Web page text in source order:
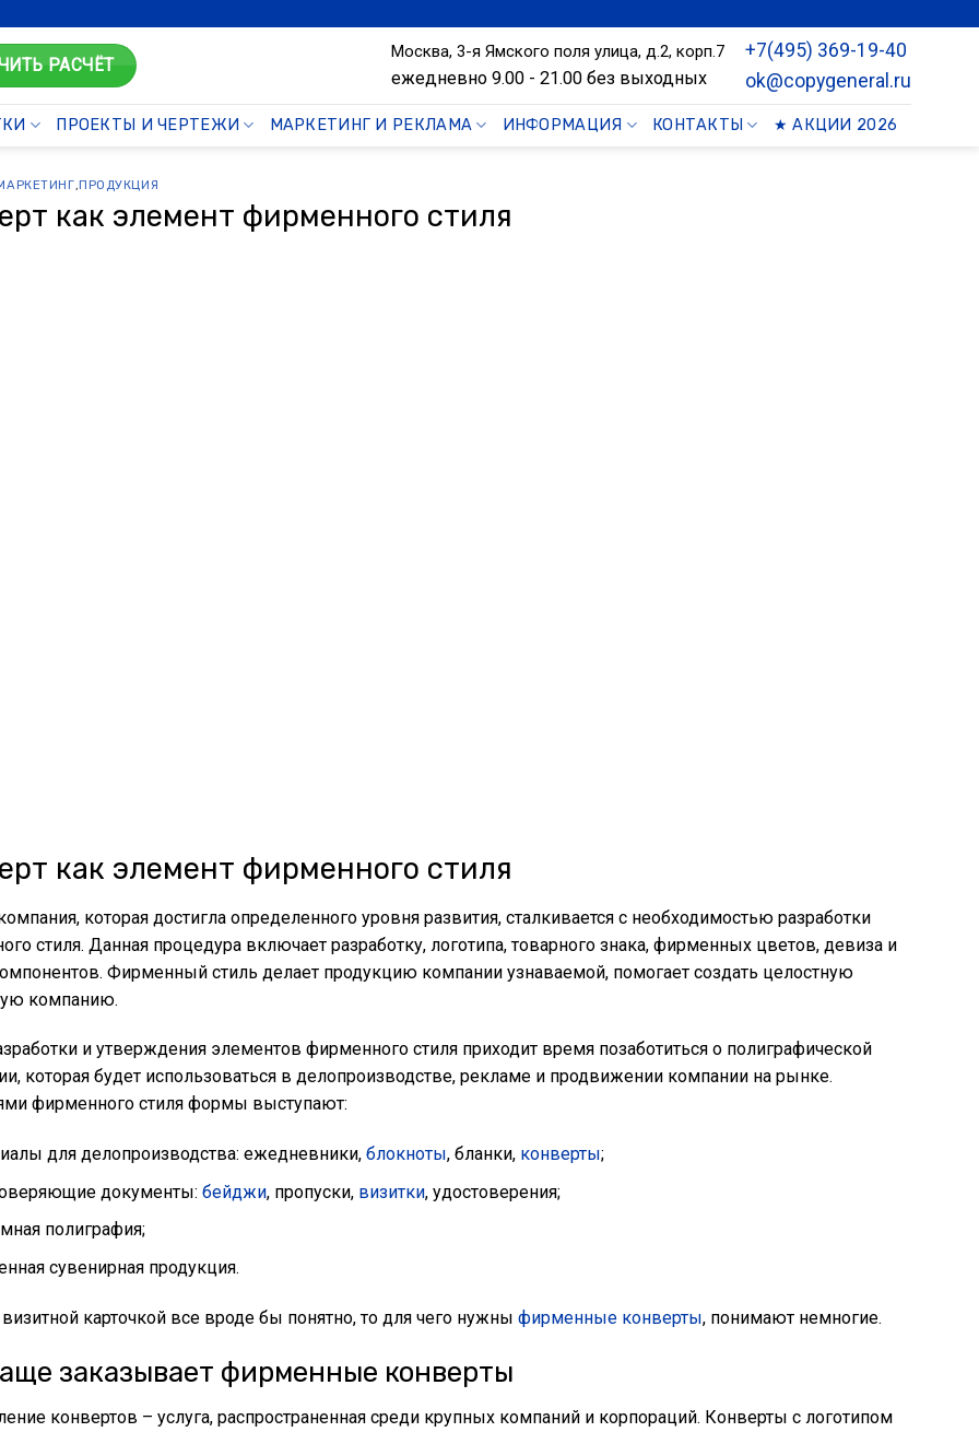
РАСЧЁТ
Москва, 3-я Ямского поля улица, д.2, корп.7
ежедневно 9.00 - 21.00 без выходных
+7(495) 369-19-40
ok@copygeneral.ru
ПРОЕКТЫ И ЧЕРТЕЖИ МАРКЕТИНГ И РЕКЛАМА ИНФОРМАЦИЯ КОНТАКТЫ ★ АКЦИИ 2026
,ПРОДУКЦИЯ
как элемент фирменного стиля
как элемент фирменного стиля
которая достигла определенного уровня развития, сталкивается с необходимостью разработки
стиля. Данная процедура включает разработку, логотипа, товарного знака, фирменных цветов, девиза и
Фирменный стиль делает продукцию компании узнаваемой, помогает создать целостную
компанию.
и утверждения элементов фирменного стиля приходит время позаботиться о полиграфической
которая будет использоваться в делопроизводстве, рекламе и продвижении компании на рынке.
фирменного стиля формы выступают:
для делопроизводства: ежедневники, блокноты, бланки, конверты;
документы: бейджи, пропуски, визитки, удостоверения;
полиграфия;
сувенирная продукция.
карточкой все вроде бы понятно, то для чего нужны фирменные конверты, понимают немногие.
заказывает фирменные конверты
конвертов – услуга, распространенная среди крупных компаний и корпораций. Конверты с логотипом